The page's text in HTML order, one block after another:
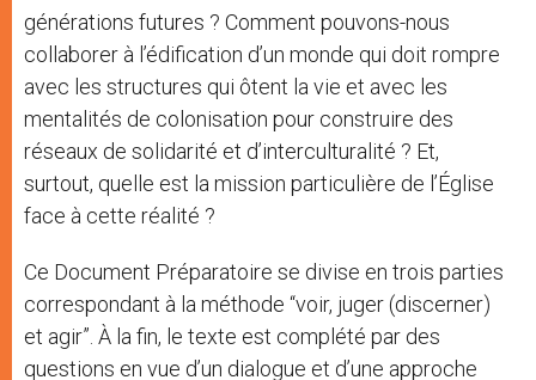
générations futures ? Comment pouvons-nous
collaborer à l’édification d’un monde qui doit rompre
avec les structures qui ôtent la vie et avec les
mentalités de colonisation pour construire des
réseaux de solidarité et d’interculturalité ? Et,
surtout, quelle est la mission particulière de l’Église
face à cette réalité ?
Ce Document Préparatoire se divise en trois parties
correspondant à la méthode “voir, juger (discerner)
et agir”. À la fin, le texte est complété par des
questions en vue d’un dialogue et d’une approche